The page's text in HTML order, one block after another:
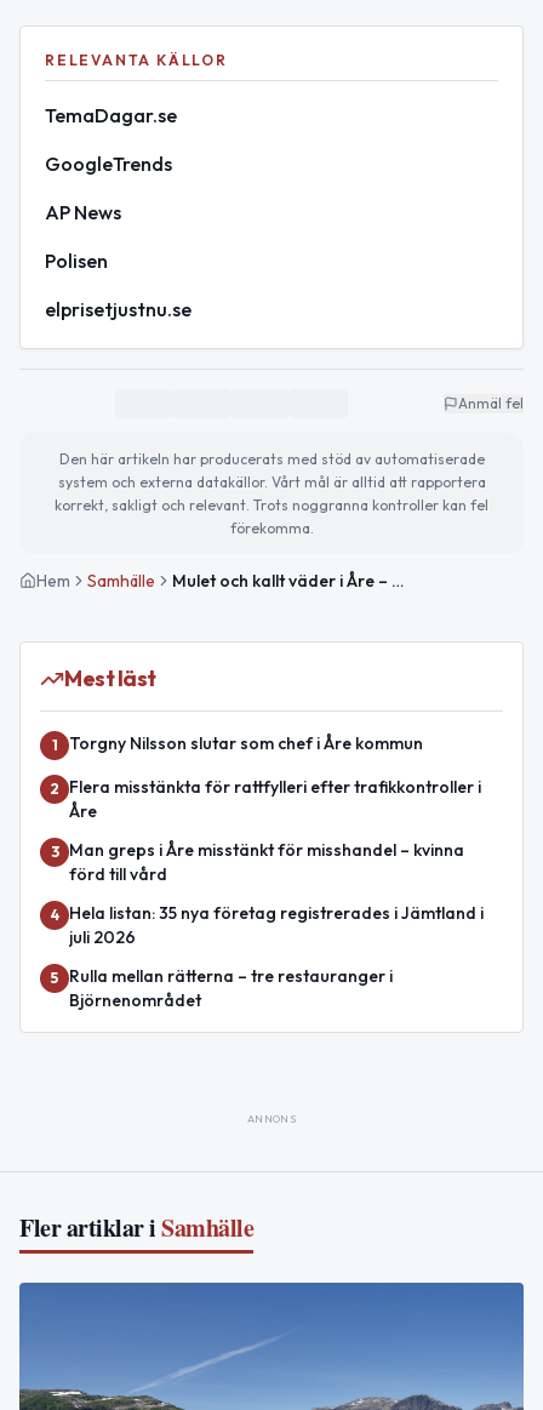
RELEVANTA KÄLLOR
TemaDagar.se
GoogleTrends
AP News
Polisen
elprisetjustnu.se
Anmäl fel
Den här artikeln har producerats med stöd av automatiserade
system och externa datakällor. Vårt mål är alltid att rapportera
korrekt, sakligt och relevant. Trots noggranna kontroller kan fel
förekomma.
Hem Samhälle Mulet och kallt väder i Åre – Hög elprisnivå idag
Mest läst
1 Torgny Nilsson slutar som chef i Åre kommun
2
Flera misstänkta för rattfylleri efter trafikkontroller i
Åre
3
Man greps i Åre misstänkt för misshandel – kvinna
förd till vård
4
Hela listan: 35 nya företag registrerades i Jämtland i
juli 2026
5
Rulla mellan rätterna – tre restauranger i
Björnenområdet
ANNONS
Fler artiklar iSamhälle